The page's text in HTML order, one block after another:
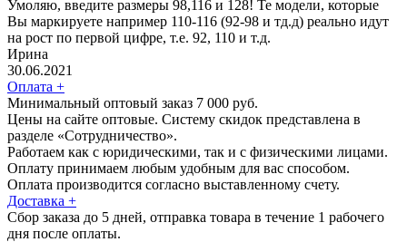
Умоляю, введите размеры 98,116 и 128! Те модели, которые
Вы маркируете например 110-116 (92-98 и тд.д) реально идут
на рост по первой цифре, т.е. 92, 110 и т.д.
Ирина
30.06.2021
Оплата +
Минимальный оптовый заказ 7 000 руб.
Цены на сайте оптовые. Систему скидок представлена в
разделе «Сотрудничество».
Работаем как с юридическими, так и с физическими лицами.
Оплату принимаем любым удобным для вас способом.
Оплата производится согласно выставленному счету.
Доставка +
Сбор заказа до 5 дней, отправка товара в течение 1 рабочего
дня после оплаты.